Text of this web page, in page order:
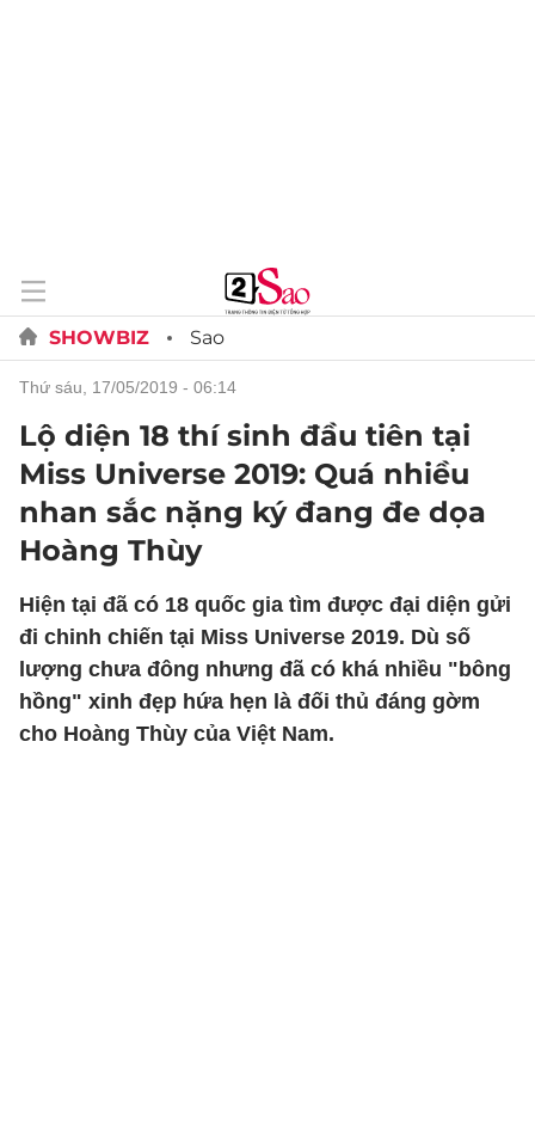
SHOWBIZ Sao
thứ sáu, 17/05/2019 - 06:14
Lộ diện 18 thí sinh đầu tiên tại
Miss Universe 2019: Quá nhiều
nhan sắc nặng ký đang đe dọa
Hoàng Thùy
Hiện tại đã có 18 quốc gia tìm được đại diện gửi
đi chinh chiến tại Miss Universe 2019. Dù số
lượng chưa đông nhưng đã có khá nhiều "bông
hồng" xinh đẹp hứa hẹn là đối thủ đáng gờm
cho Hoàng Thùy của Việt Nam.